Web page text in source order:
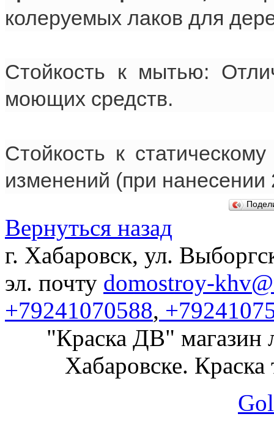
колеруемых лаков для
Стойкость к мытью:
моющих средств.
Стойкость к
изменений (при нанесении
Вернуться назад
г. Хабаровск, ул.
эл. почту domostroy-
+79241070588,
"Краска ДВ" магазин
Хабаровске. Краска